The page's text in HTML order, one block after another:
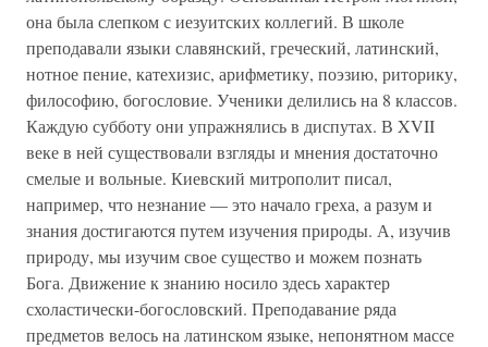
она была слепком с иезуитских коллегий. В школе
преподавали языки славянский, греческий, латинский,
нотное пение, катехизис, арифметику, поэзию, риторику,
философию, богословие. Ученики делились на 8 классов.
Каждую субботу они упражнялись в диспутах. В XVII
веке в ней существовали взгляды и мнения достаточно
смелые и вольные. Киевский митрополит писал,
например, что незнание — это начало греха, а разум и
знания достигаются путем изучения природы. А, изучив
природу, мы изучим свое существо и можем познать
Бога. Движение к знанию носило здесь характер
схоластически-богословский. Преподавание ряда
предметов велось на латинском языке, непонятном массе